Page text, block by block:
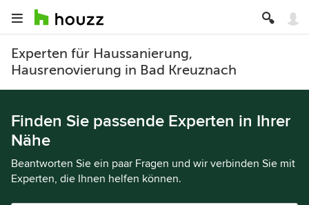
Experten für Haussanierung,
Hausrenovierung in Bad Kreuznach
Finden Sie passende Experten in Ihrer
Nähe
Beantworten Sie ein paar Fragen und wir verbinden Sie mit
Experten, die Ihnen helfen können.